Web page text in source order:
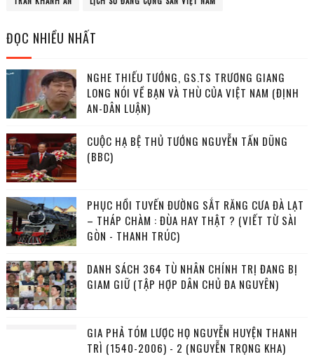
ĐỌC NHIỀU NHẤT
NGHE THIẾU TƯỚNG, GS.TS TRƯƠNG GIANG
LONG NÓI VỀ BẠN VÀ THÙ CỦA VIỆT NAM (ĐỊNH
AN-DÂN LUẬN)
CUỘC HẠ BỆ THỦ TƯỚNG NGUYỄN TẤN DŨNG
(BBC)
PHỤC HỒI TUYẾN ĐƯỜNG SẮT RĂNG CƯA ĐÀ LẠT
– THÁP CHÀM : ĐÙA HAY THẬT ? (VIẾT TỪ SÀI
GÒN - THANH TRÚC)
DANH SÁCH 364 TÙ NHÂN CHÍNH TRỊ ĐANG BỊ
GIAM GIỮ (TẬP HỢP DÂN CHỦ ĐA NGUYÊN)
GIA PHẢ TÓM LƯỢC HỌ NGUYỄN HUYỆN THANH
TRÌ (1540-2006) - 2 (NGUYỄN TRỌNG KHA)